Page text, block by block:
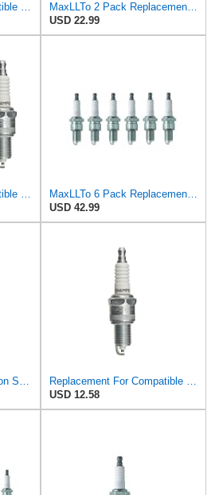
Replacement For Compatible With Champion 4 Pack of Genuine OEM Standard Spark Plugs - RN14MC5-4PK
MaxLLTo 2 Pack Replacement 4268 V-Power Spark Plug for Bosch 7514 7523 7923 WR10LCV WR8DPY WR9DCY
USD 22.99
Replacement For Compatible With Champion 4 Pack of Genuine OEM Standard Spark Plugs - RN14MC5-4PK
MaxLLTo 6 Pack Replacement 4268 V-Power Spark Plug for Bosch 7514 7523 7923 WR10LCV WR8DPY WR9DCY
USD 42.99
Replacement for Champion Standard Spark Plug - RN14MC5 compatible with SBS0030.
Replacement For Compatible With Champion Genuine OEM Standard Spark Plug - RN14MC5
USD 12.58